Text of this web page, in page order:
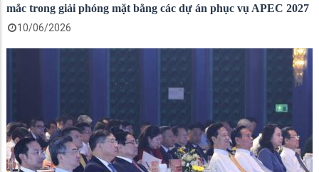
mắc trong giải phóng mặt bằng các dự án phục vụ APEC 2027
10/06/2026